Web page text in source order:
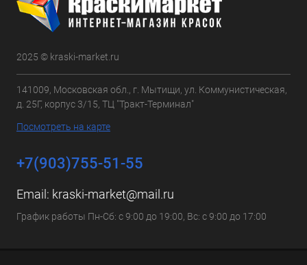
2025 © kraski-market.ru
141009, Московская обл., г. Мытищи, ул. Коммунистическая,
д. 25Г, корпус 3/15, ТЦ "Тракт-Терминал"
Посмотреть на карте
+7(903)755-51-55
Email: kraski-market@mail.ru
График работы Пн-Сб: с 9:00 до 19:00, Вс: с 9:00 до 17:00